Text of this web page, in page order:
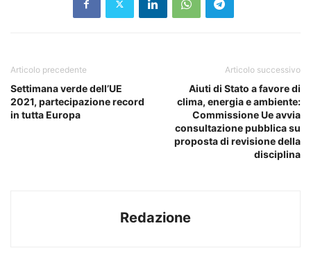
Articolo precedente
Settimana verde dell’UE
2021, partecipazione record
in tutta Europa
Articolo successivo
Aiuti di Stato a favore di
clima, energia e ambiente:
Commissione Ue avvia
consultazione pubblica su
proposta di revisione della
disciplina
Redazione